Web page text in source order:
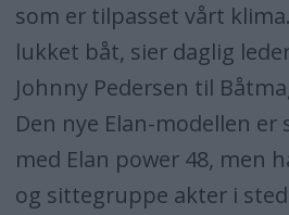
som er tilpasset vårt
lukket båt, sier daglig
Johnny Pedersen til
Den nye Elan-modellen
med Elan power 48, men
og sittegruppe akter i